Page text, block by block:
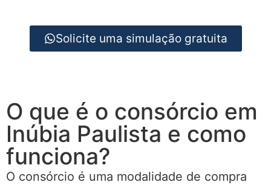
Solicite uma simulação gratuita
O que é o consórcio em
Inúbia Paulista e como
funciona?
O consórcio é uma modalidade de compra